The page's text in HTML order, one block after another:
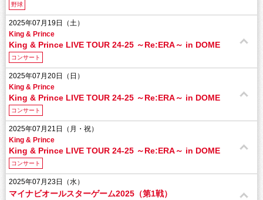
野球
2025年07月19日（土）
King & Prince
King & Prince LIVE TOUR 24-25 ～Re:ERA～ in DOME
コンサート
2025年07月20日（日）
King & Prince
King & Prince LIVE TOUR 24-25 ～Re:ERA～ in DOME
コンサート
2025年07月21日（月・祝）
King & Prince
King & Prince LIVE TOUR 24-25 ～Re:ERA～ in DOME
コンサート
2025年07月23日（水）
マイナビオールスターゲーム2025（第1戦）